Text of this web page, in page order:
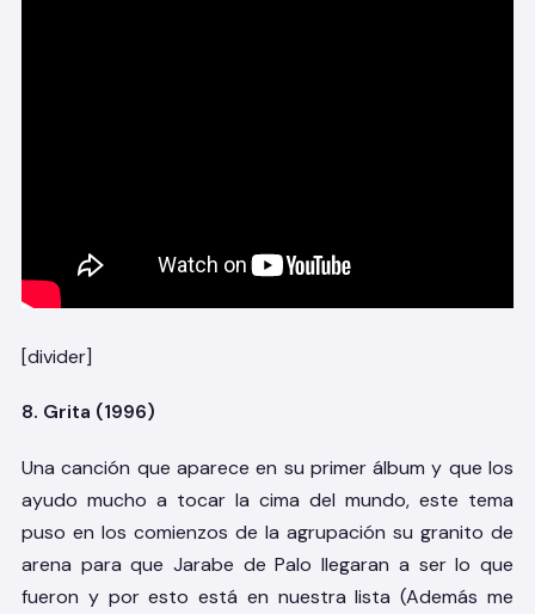
[divider]
8. Grita (1996)
Una canción que aparece en su primer álbum y que los
ayudo mucho a tocar la cima del mundo, este tema
puso en los comienzos de la agrupación su granito de
arena para que Jarabe de Palo llegaran a ser lo que
fueron y por esto está en nuestra lista (Además me